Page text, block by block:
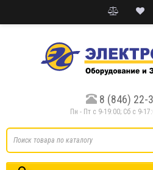
8 (846) 22-
Пн - Пт с 9-19:00; Cб с 9-